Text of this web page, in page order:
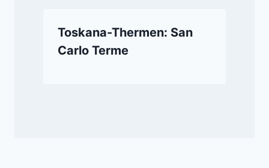
Toskana-Thermen: San
Carlo Terme